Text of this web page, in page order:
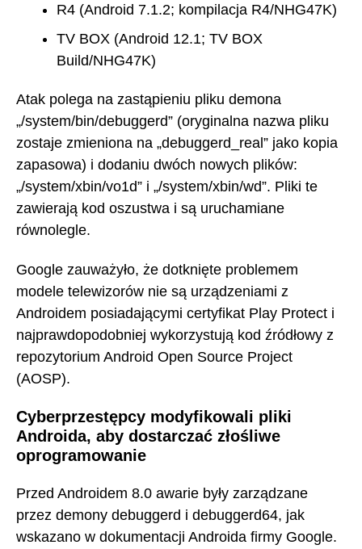
R4 (Android 7.1.2; kompilacja R4/NHG47K)
TV BOX (Android 12.1; TV BOX
Build/NHG47K)
Atak polega na zastąpieniu pliku demona
„/system/bin/debuggerd” (oryginalna nazwa pliku
zostaje zmieniona na „debuggerd_real” jako kopia
zapasowa) i dodaniu dwóch nowych plików:
„/system/xbin/vo1d” i „/system/xbin/wd”. Pliki te
zawierają kod oszustwa i są uruchamiane
równolegle.
Google zauważyło, że dotknięte problemem
modele telewizorów nie są urządzeniami z
Androidem posiadającymi certyfikat Play Protect i
najprawdopodobniej wykorzystują kod źródłowy z
repozytorium Android Open Source Project
(AOSP).
Cyberprzestępcy modyfikowali pliki
Androida, aby dostarczać złośliwe
oprogramowanie
Przed Androidem 8.0 awarie były zarządzane
przez demony debuggerd i debuggerd64, jak
wskazano w dokumentacji Androida firmy Google.